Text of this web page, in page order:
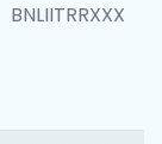
BNLIITRRXXX